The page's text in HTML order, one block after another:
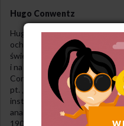
Hugo Conwentz
Hugo Conwentz, którego
ochrony przyrody, zanim zyskał
świecie, jako pionier tej idei w
i na Pomorzu. /…/ Dla nas
Conwentza od r. 1900, tj. od
pt. „Forstbotanisches
instrukcji pruskiego ministra
analogicznych wydawnictw w
1904 wydaje poznański